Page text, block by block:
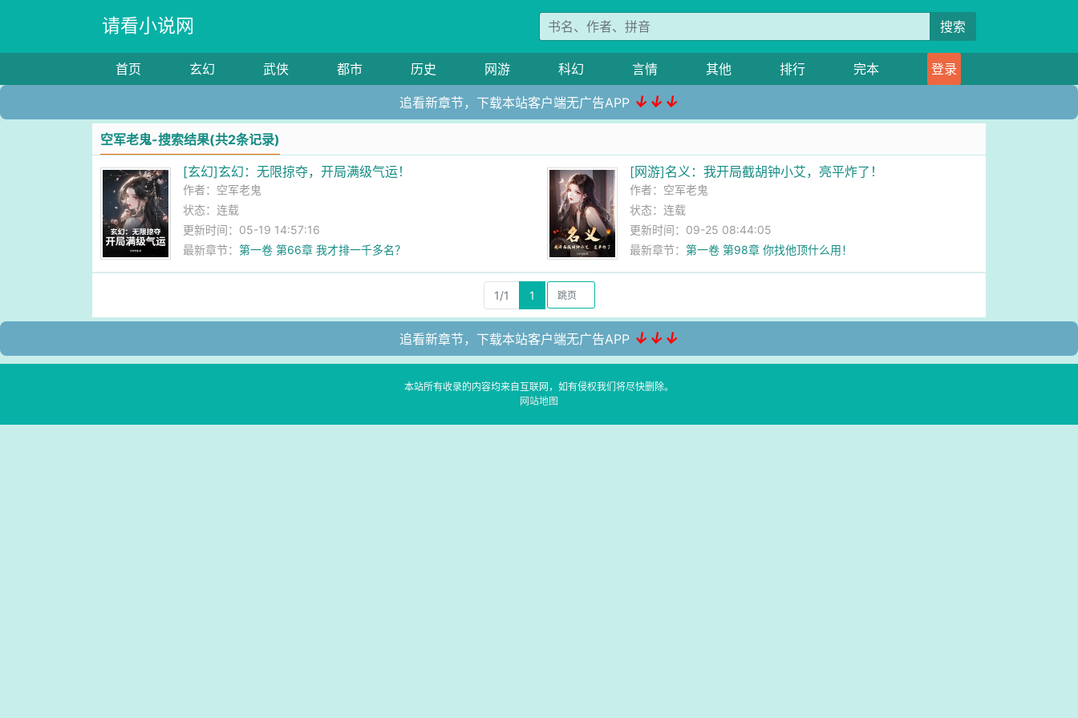
请看小说网 搜索
首页 玄幻 武侠 都市 历史 网游 科幻 言情 其他 排行 完本 登录
追看新章节，下载本站客户端无广告APP ↓↓↓
空军老鬼-搜索结果(共2条记录)
[玄幻]玄幻：无限掠夺，开局满级气运！
作者： 空军老鬼
状态：连载
更新时间：05-19 14:57:16
最新章节：第一卷 第66章 我才排一千多名？
[网游]名义：我开局截胡钟小艾，亮平炸了！
作者： 空军老鬼
状态：连载
更新时间：09-25 08:44:05
最新章节： 第一卷 第98章 你找他顶什么用！
1/1 1
追看新章节，下载本站客户端无广告APP ↓↓↓
本站所有收录的内容均来自互联网，如有侵权我们将尽快删除。
网站地图